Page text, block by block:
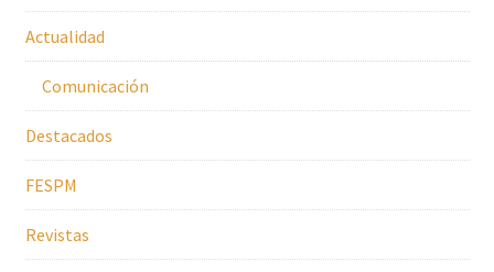
Actualidad
Comunicación
Destacados
FESPM
Revistas